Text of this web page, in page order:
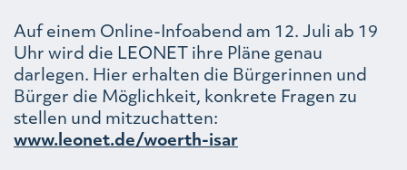
Auf einem Online-Infoabend am 12. Juli ab 19
Uhr wird die LEONET ihre Pläne genau
darlegen. Hier erhalten die Bürgerinnen und
Bürger die Möglichkeit, konkrete Fragen zu
stellen und mitzuchatten:
www.leonet.de/woerth-isar